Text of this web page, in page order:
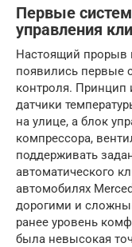
Первые
управления
Настоящий прорыв
появились первые
контроля.
датчики
на улице, а блок
компрессора,
поддерживать
автоматического
автомобилях
дорогими и
ранее уровень
была невысокая